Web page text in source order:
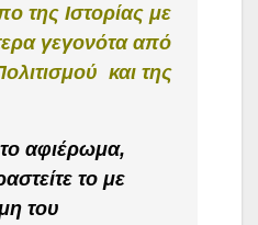
της Ιστορίας με
γεγονότα από
και της
αφιέρωμα,
το με
του